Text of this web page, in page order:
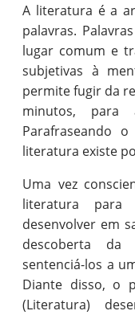
A literatura é a
palavras.
lugar comum e
subjetivas à
permite fugir da
minutos,
Parafraseando
literatura existe
Uma vez
literatura
desenvolver em
descoberta
sentenciá-los a
Diante disso, o
(Literatura)